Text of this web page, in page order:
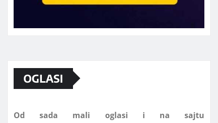
OGLASI
Od sada mali oglasi i na sajtu